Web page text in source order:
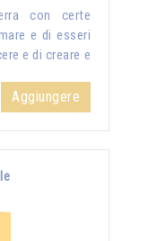
con certe
e di esseri
e di creare e
Aggiungere